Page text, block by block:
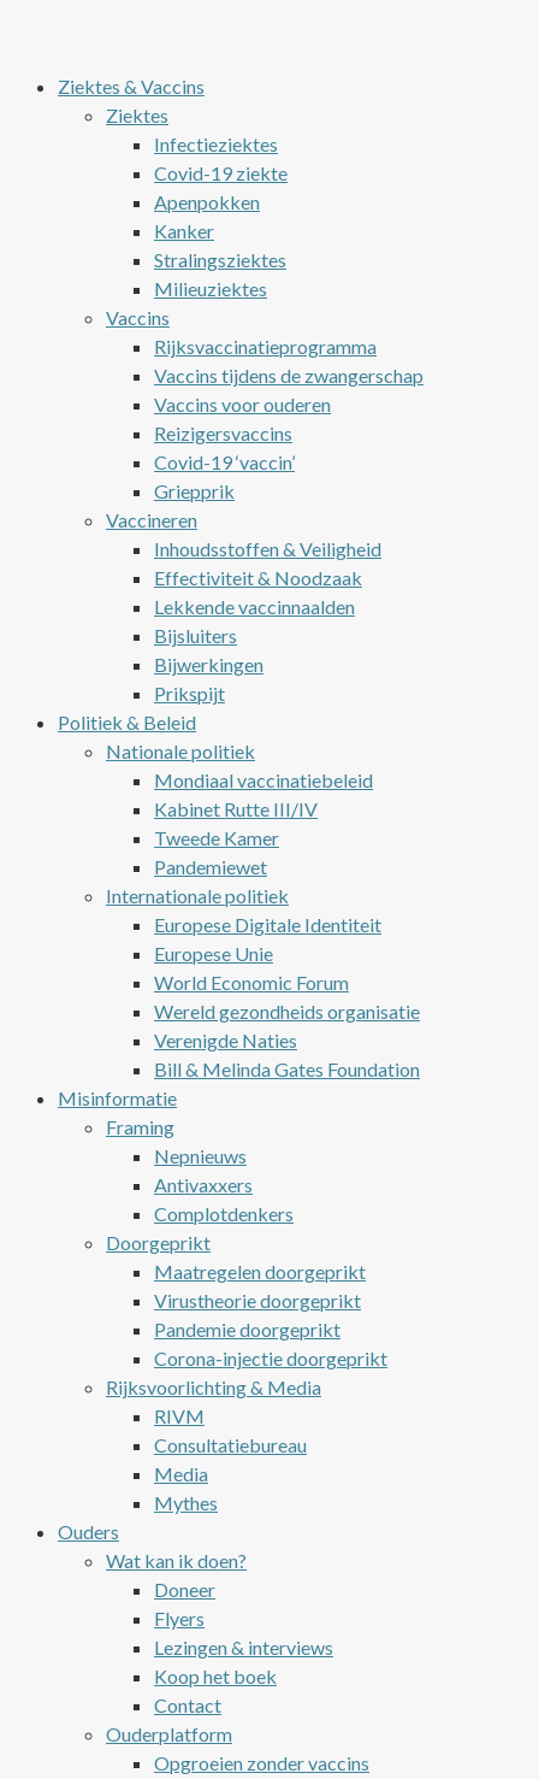
Ziektes & Vaccins
Ziektes
Infectieziektes
Covid-19 ziekte
Apenpokken
Kanker
Stralingsziektes
Milieuziektes
Vaccins
Rijksvaccinatieprogramma
Vaccins tijdens de zwangerschap
Vaccins voor ouderen
Reizigersvaccins
Covid-19 ‘vaccin’
Griepprik
Vaccineren
Inhoudsstoffen & Veiligheid
Effectiviteit & Noodzaak
Lekkende vaccinnaalden
Bijsluiters
Bijwerkingen
Prikspijt
Politiek & Beleid
Nationale politiek
Mondiaal vaccinatiebeleid
Kabinet Rutte III/IV
Tweede Kamer
Pandemiewet
Internationale politiek
Europese Digitale Identiteit
Europese Unie
World Economic Forum
Wereld gezondheids organisatie
Verenigde Naties
Bill & Melinda Gates Foundation
Misinformatie
Framing
Nepnieuws
Antivaxxers
Complotdenkers
Doorgeprikt
Maatregelen doorgeprikt
Virustheorie doorgeprikt
Pandemie doorgeprikt
Corona-injectie doorgeprikt
Rijksvoorlichting & Media
RIVM
Consultatiebureau
Media
Mythes
Ouders
Wat kan ik doen?
Doneer
Flyers
Lezingen & interviews
Koop het boek
Contact
Ouderplatform
Opgroeien zonder vaccins